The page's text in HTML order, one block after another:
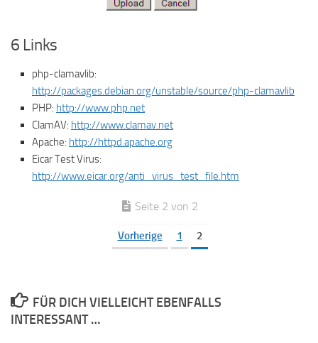
6 Links
php-clamavlib:
http://packages.debian.org/unstable/source/php-clamavlib
PHP: http://www.php.net
ClamAV: http://www.clamav.net
Apache: http://httpd.apache.org
Eicar Test Virus:
http://www.eicar.org/anti_virus_test_file.htm
Seite 2 von 2
Vorherige 1 2
FÜR DICH VIELLEICHT EBENFALLS
INTERESSANT …